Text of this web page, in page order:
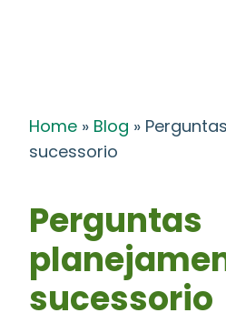
Home » Blog »
sucessorio
Perguntas
sucessorio